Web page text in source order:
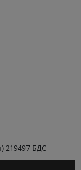
219497 БДС